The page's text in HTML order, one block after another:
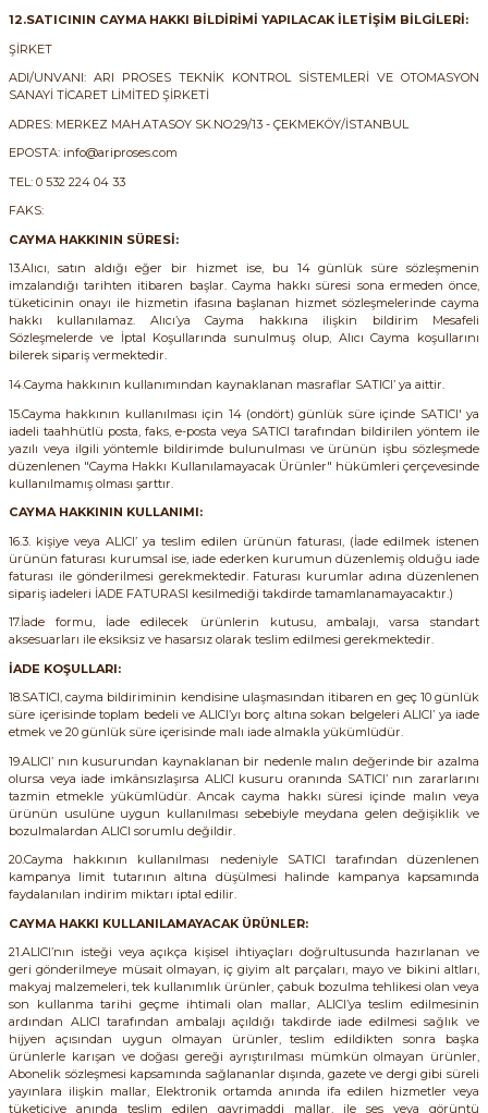
Yol Vericiler
Pako Şalterler
12.SATICININ CAYMA HAKKI BİLDİRİMİ YAPILACAK İLETİŞİM BİLGİLERİ:
ŞİRKET
ADI/UNVANI: ARI PROSES TEKNİK KONTROL SİSTEMLERİ VE OTOMASYON
SANAYİ TİCARET LİMİTED ŞİRKETİ
ADRES: MERKEZ MAH.ATASOY SK.NO:29/13 - ÇEKMEKÖY/İSTANBUL
EPOSTA: info@ariproses.com
TEL: 0 532 224 04 33
FAKS:
CAYMA HAKKININ SÜRESİ:
13.Alıcı, satın aldığı eğer bir hizmet ise, bu 14 günlük süre sözleşmenin
imzalandığı tarihten itibaren başlar. Cayma hakkı süresi sona ermeden önce,
tüketicinin onayı ile hizmetin ifasına başlanan hizmet sözleşmelerinde cayma
hakkı kullanılamaz. Alıcı’ya Cayma hakkına ilişkin bildirim Mesafeli
Sözleşmelerde ve İptal Koşullarında sunulmuş olup, Alıcı Cayma koşullarını
bilerek sipariş vermektedir.
14.Cayma hakkının kullanımından kaynaklanan masraflar SATICI’ ya aittir.
15.Cayma hakkının kullanılması için 14 (ondört) günlük süre içinde SATICI' ya
iadeli taahhütlü posta, faks, e-posta veya SATICI tarafından bildirilen yöntem ile
yazılı veya ilgili yöntemle bildirimde bulunulması ve ürünün işbu sözleşmede
düzenlenen "Cayma Hakkı Kullanılamayacak Ürünler" hükümleri çerçevesinde
kullanılmamış olması şarttır.
CAYMA HAKKININ KULLANIMI:
16.3. kişiye veya ALICI’ ya teslim edilen ürünün faturası, (İade edilmek istenen
ürünün faturası kurumsal ise, iade ederken kurumun düzenlemiş olduğu iade
faturası ile gönderilmesi gerekmektedir. Faturası kurumlar adına düzenlenen
sipariş iadeleri İADE FATURASI kesilmediği takdirde tamamlanamayacaktır.)
17.İade formu, İade edilecek ürünlerin kutusu, ambalajı, varsa standart
aksesuarları ile eksiksiz ve hasarsız olarak teslim edilmesi gerekmektedir.
İADE KOŞULLARI:
18.SATICI, cayma bildiriminin kendisine ulaşmasından itibaren en geç 10 günlük
süre içerisinde toplam bedeli ve ALICI’yı borç altına sokan belgeleri ALICI’ ya iade
etmek ve 20 günlük süre içerisinde malı iade almakla yükümlüdür.
19.ALICI’ nın kusurundan kaynaklanan bir nedenle malın değerinde bir azalma
olursa veya iade imkânsızlaşırsa ALICI kusuru oranında SATICI’ nın zararlarını
tazmin etmekle yükümlüdür. Ancak cayma hakkı süresi içinde malın veya
ürünün usulüne uygun kullanılması sebebiyle meydana gelen değişiklik ve
bozulmalardan ALICI sorumlu değildir.
20.Cayma hakkının kullanılması nedeniyle SATICI tarafından düzenlenen
kampanya limit tutarının altına düşülmesi halinde kampanya kapsamında
faydalanılan indirim miktarı iptal edilir.
CAYMA HAKKI KULLANILAMAYACAK ÜRÜNLER:
21.ALICI’nın isteği veya açıkça kişisel ihtiyaçları doğrultusunda hazırlanan ve
geri gönderilmeye müsait olmayan, iç giyim alt parçaları, mayo ve bikini altları,
makyaj malzemeleri, tek kullanımlık ürünler, çabuk bozulma tehlikesi olan veya
son kullanma tarihi geçme ihtimali olan mallar, ALICI’ya teslim edilmesinin
ardından ALICI tarafından ambalajı açıldığı takdirde iade edilmesi sağlık ve
hijyen açısından uygun olmayan ürünler, teslim edildikten sonra başka
ürünlerle karışan ve doğası gereği ayrıştırılması mümkün olmayan ürünler,
Abonelik sözleşmesi kapsamında sağlananlar dışında, gazete ve dergi gibi süreli
yayınlara ilişkin mallar, Elektronik ortamda anında ifa edilen hizmetler veya
tüketiciye anında teslim edilen gayrimaddi mallar, ile ses veya görüntü